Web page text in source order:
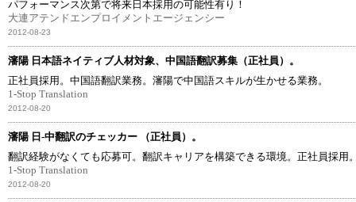
パフォーマンス次第で将来日本採用の可能性有り！
大連アテンドエンプロイメントエージェンシー
2012-08-23
瀋陽 日本語ネイティブ人材対象、中国語翻訳募集（正社員）。
正社員採用。中国語翻訳業務。瀋陽で中国語スキルが生かせる業務。
1-Stop Translation
2012-08-20
瀋陽 日-中翻訳のチェッカー （正社員）。
翻訳経験がなくても応募可。翻訳キャリアを構築できる環境。正社員採用
1-Stop Translation
2012-08-20